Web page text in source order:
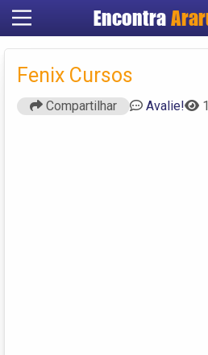
Encontra
Fenix Cursos
Compartilhar Avalie!